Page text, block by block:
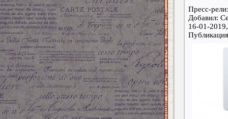
Пресс-
Добавил:
16-01-